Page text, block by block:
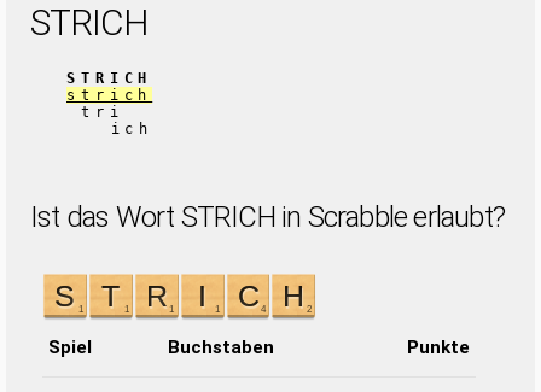
STRICH
STRICH
strich
tri
ich
Ist das Wort STRICH in Scrabble erlaubt?
Spiel Buchstaben Punkte